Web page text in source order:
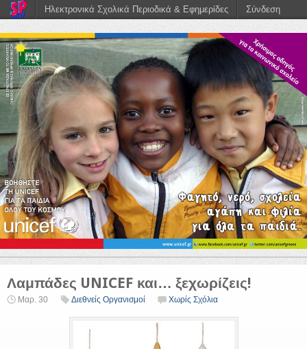
Λαμπάδες UNICEF και… ξεχωρίζεις!
Μαρ. 30 Διεθνείς Οργανισμοί Χωρίς Σχόλια
Ηλεκτρονικά Σχολικά Περιοδικά & Εφημερίδες Σύνδεση